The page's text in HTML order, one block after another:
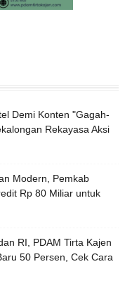
Demi Konten "Gagah-
Rekayasa Aksi
Modern, Pemkab
Rp 80 Miliar untuk
RI, PDAM Tirta Kajen
50 Persen, Cek Cara